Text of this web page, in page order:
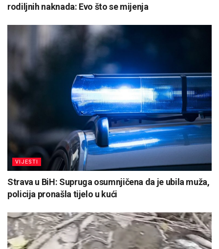
rodiljnih naknada: Evo što se mijenja
VIJESTI
Strava u BiH: Supruga osumnjičena da je ubila muža,
policija pronašla tijelo u kući